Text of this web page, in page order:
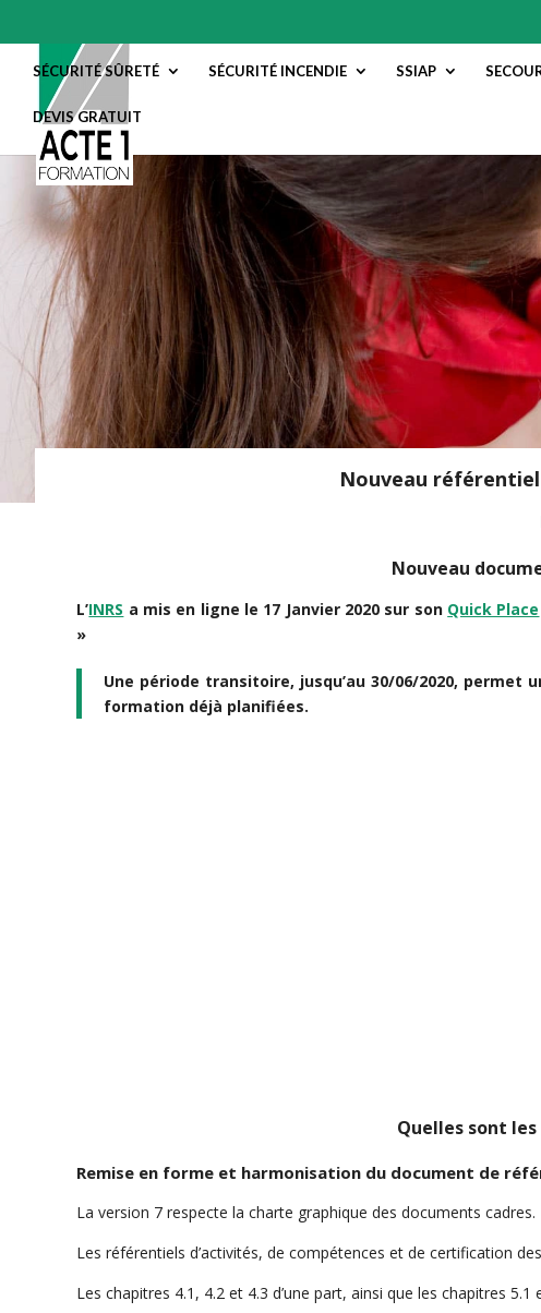
SÉCURITÉ SÛRETÉ SÉCURITÉ INCENDIE SSIAP
DEVIS GRATUIT
Nouveau référentiel
Nouveau
L’INRS a mis en ligne le 17 Janvier 2020 sur son Quick Place
»
Une période transitoire, jusqu’au 30/06/2020,
formation déjà planifiées.
Quelles sont
Remise en forme et harmonisation du document de
La version 7 respecte la charte graphique des documents cadres.
Les référentiels d’activités, de compétences et de certification
Les chapitres 4.1, 4.2 et 4.3 d’une part, ainsi que les chapitres